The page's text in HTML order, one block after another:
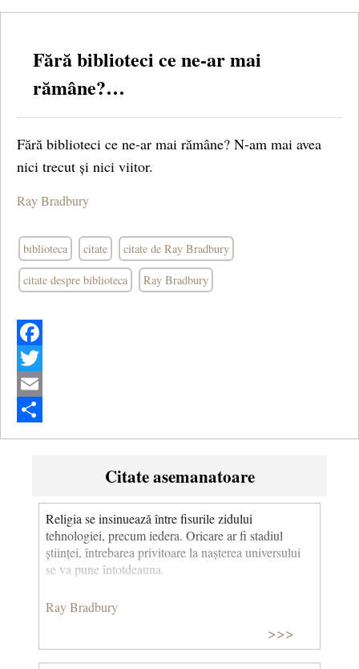
Fără biblioteci ce ne-ar mai
rămâne?…
Fără biblioteci ce ne-ar mai rămâne? N-am mai avea
nici trecut și nici viitor.
Ray Bradbury
biblioteca citate citate de Ray Bradbury
citate despre biblioteca Ray Bradbury
Facebook
Twitter
Email
Share
Citate asemanatoare
Religia se insinuează între fisurile zidului
tehnologiei, precum iedera. Oricare ar fi stadiul
științei, întrebarea privitoare la nașterea universului
se va pune întotdeauna.
Ray Bradbury
>>>